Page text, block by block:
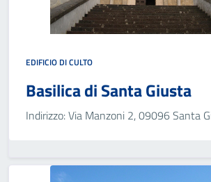
EDIFICIO DI CULTO
Basilica di Santa Giusta
Indirizzo: Via Manzoni 2, 09096 Santa